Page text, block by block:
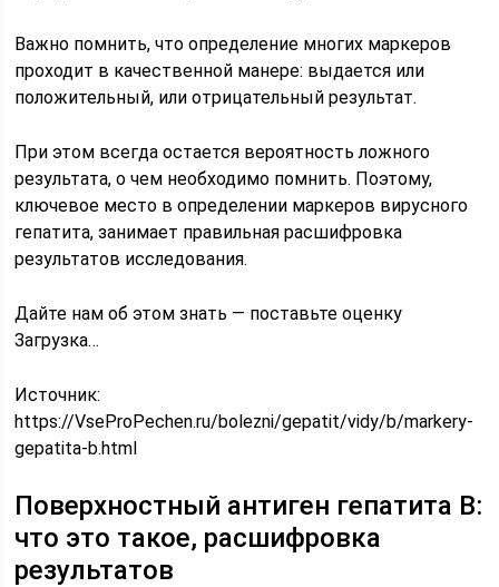
Важно помнить, что определение многих маркеров
проходит в качественной манере: выдается или
положительный, или отрицательный результат.
При этом всегда остается вероятность ложного
результата, о чем необходимо помнить. Поэтому,
ключевое место в определении маркеров вирусного
гепатита, занимает правильная расшифровка
результатов исследования.
Дайте нам об этом знать — поставьте оценку
Загрузка…
Источник:
https://VseProPechen.ru/bolezni/gepatit/vidy/b/markery-
gepatita-b.html
Поверхностный антиген гепатита В:
что это такое, расшифровка
результатов